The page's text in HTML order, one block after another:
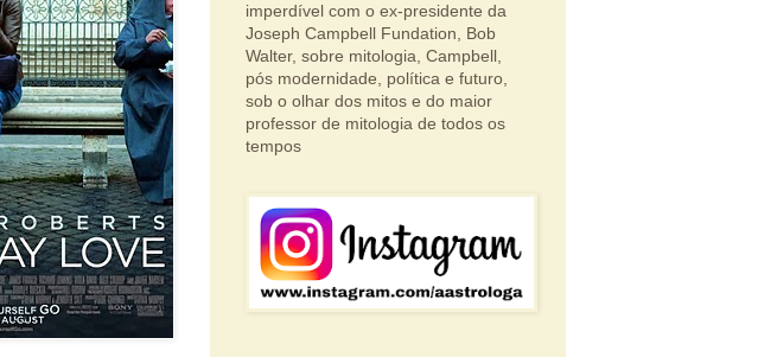
imperdível com o ex-presidente da
Joseph Campbell Fundation, Bob
Walter, sobre mitologia, Campbell,
pós modernidade, política e futuro,
sob o olhar dos mitos e do maior
professor de mitologia de todos os
tempos